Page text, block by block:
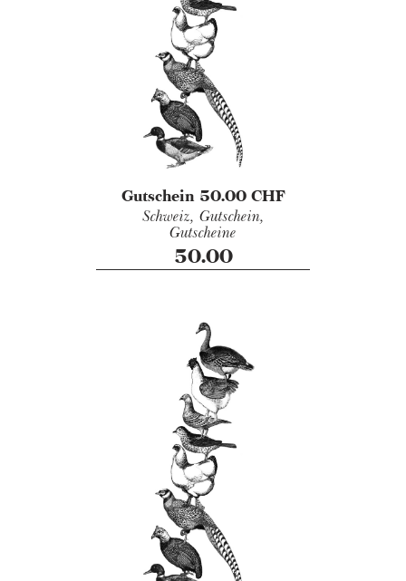
Gutschein 50.00 CHF
Schweiz, Gutschein,
Gutscheine
50.00